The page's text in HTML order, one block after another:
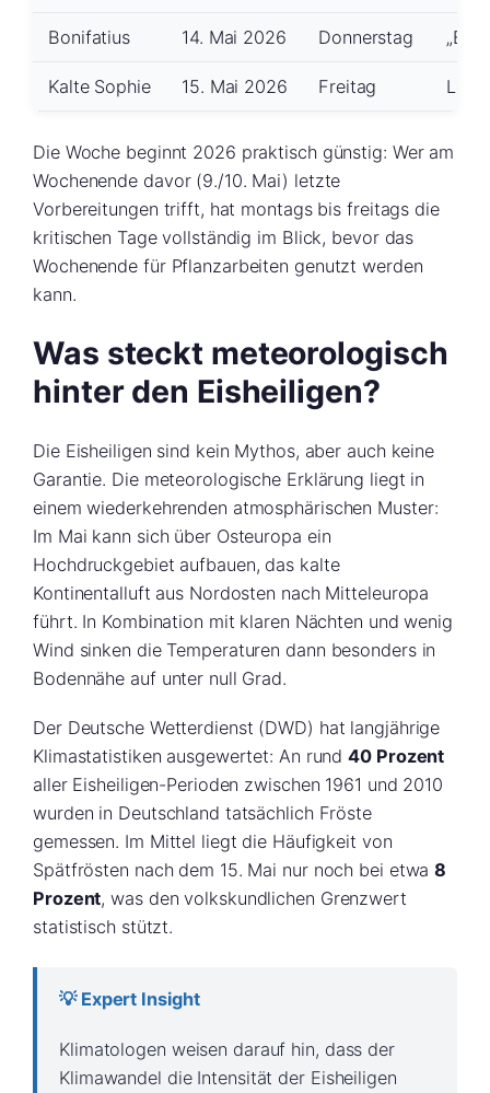
Bonifatius 14. Mai 2026 Donnerstag
Kalte Sophie 15. Mai 2026 Freitag
Die Woche beginnt 2026 praktisch günstig: Wer am
Wochenende davor (9./10. Mai) letzte
Vorbereitungen trifft, hat montags bis freitags die
kritischen Tage vollständig im Blick, bevor das
Wochenende für Pflanzarbeiten genutzt werden
kann.
Was steckt meteorologisch
hinter den Eisheiligen?
Die Eisheiligen sind kein Mythos, aber auch keine
Garantie. Die meteorologische Erklärung liegt in
einem wiederkehrenden atmosphärischen Muster:
Im Mai kann sich über Osteuropa ein
Hochdruckgebiet aufbauen, das kalte
Kontinentalluft aus Nordosten nach Mitteleuropa
führt. In Kombination mit klaren Nächten und wenig
Wind sinken die Temperaturen dann besonders in
Bodennähe auf unter null Grad.
Der Deutsche Wetterdienst (DWD) hat langjährige
Klimastatistiken ausgewertet: An rund40 Prozent
aller Eisheiligen-Perioden zwischen 1961 und 2010
wurden in Deutschland tatsächlich Fröste
gemessen. Im Mittel liegt die Häufigkeit von
Spätfrösten nach dem 15. Mai nur noch bei etwa8
Prozent, was den volkskundlichen Grenzwert
statistisch stützt.
💡 Expert Insight
Klimatologen weisen darauf hin, dass der
Klimawandel die Intensität der Eisheiligen